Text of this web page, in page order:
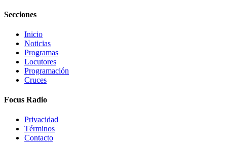
Secciones
Inicio
Noticias
Programas
Locutores
Programación
Cruces
Focus Radio
Privacidad
Términos
Contacto